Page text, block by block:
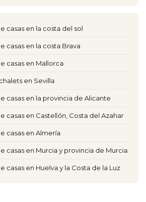
casas en la costa del sol
casas en la costa Brava
casas en Mallorca
en Sevilla
casas en la provincia de Alicante
casas en Castellón, Costa del Azahar
casas en Almería
casas en Murcia y provincia de Murcia
casas en Huelva y la Costa de la Luz